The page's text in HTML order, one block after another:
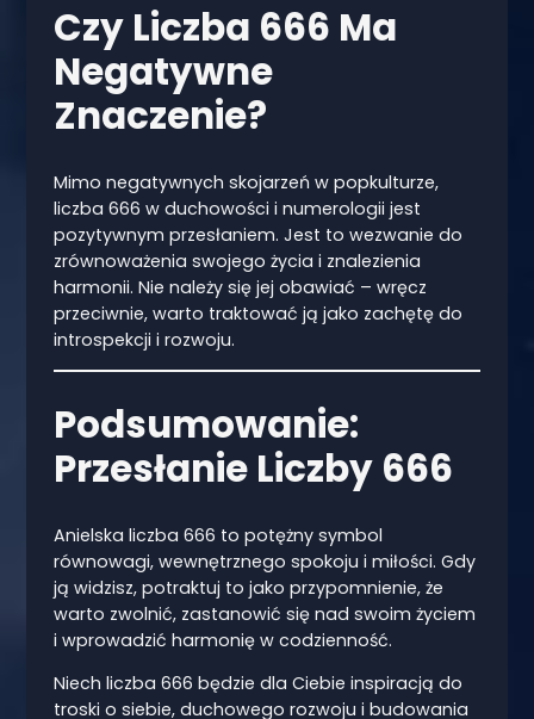
Czy Liczba 666 Ma
Negatywne
Znaczenie?
Mimo negatywnych skojarzeń w popkulturze,
liczba 666 w duchowości i numerologii jest
pozytywnym przesłaniem. Jest to wezwanie do
zrównoważenia swojego życia i znalezienia
harmonii. Nie należy się jej obawiać – wręcz
przeciwnie, warto traktować ją jako zachętę do
introspekcji i rozwoju.
Podsumowanie:
Przesłanie Liczby 666
Anielska liczba 666 to potężny symbol
równowagi, wewnętrznego spokoju i miłości. Gdy
ją widzisz, potraktuj to jako przypomnienie, że
warto zwolnić, zastanowić się nad swoim życiem
i wprowadzić harmonię w codzienność.
Niech liczba 666 będzie dla Ciebie inspiracją do
troski o siebie, duchowego rozwoju i budowania